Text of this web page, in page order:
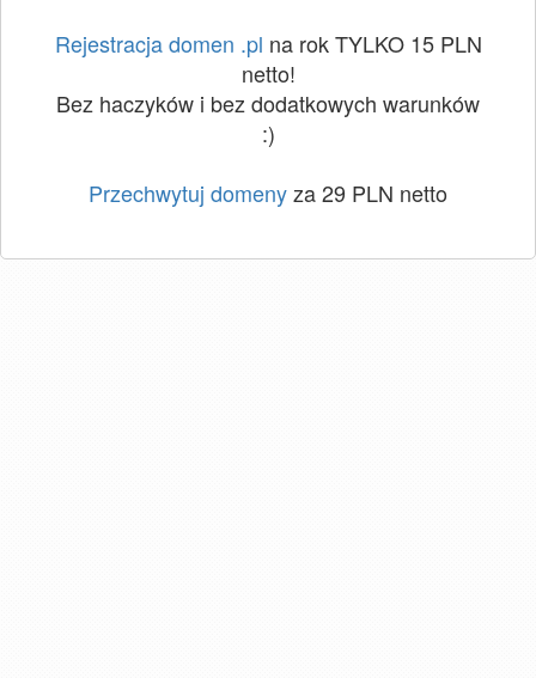
Rejestracja domen .pl na rok TYLKO 15 PLN
netto!
Bez haczyków i bez dodatkowych warunków
:)
Przechwytuj domenyza 29 PLN netto